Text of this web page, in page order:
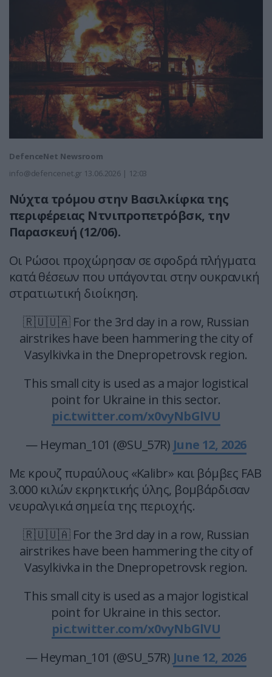
DefenceNet Newsroom
info@defencenet.gr 13.06.2026 | 12:03
Νύχτα τρόμου στην Βασιλκίφκα της
περιφέρειας Ντνιπροπετρόβσκ, την
Παρασκευή (12/06).
Οι Ρώσοι προχώρησαν σε σφοδρά πλήγματα
κατά θέσεων που υπάγονται στην ουκρανική
στρατιωτική διοίκηση.
🇷🇺🇺🇦 For the 3rd day in a row, Russian
airstrikes have been hammering the city of
Vasylkivka in the Dnepropetrovsk region.
This small city is used as a major logistical
point for Ukraine in this sector.
pic.twitter.com/x0vyNbGlVU
— Heyman_101 (@SU_57R) June 12, 2026
Με κρουζ πυραύλους «Kalibr» και βόμβες FAB
3.000 κιλών εκρηκτικής ύλης, βομβάρδισαν
νευραλγικά σημεία της περιοχής.
🇷🇺🇺🇦 For the 3rd day in a row, Russian
airstrikes have been hammering the city of
Vasylkivka in the Dnepropetrovsk region.
This small city is used as a major logistical
point for Ukraine in this sector.
pic.twitter.com/x0vyNbGlVU
— Heyman_101 (@SU_57R) June 12, 2026